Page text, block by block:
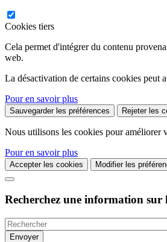
Cookies tiers
Cela permet d'intégrer du contenu
web.
La désactivation de certains cookies peut
Pour en savoir plus
Sauvegarder les préférences Rejeter les
Nous utilisons les cookies pour améliorer
Pour en savoir plus
Accepter les cookies Modifier les
Recherchez une information sur